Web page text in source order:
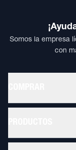
Somos la empresa
con